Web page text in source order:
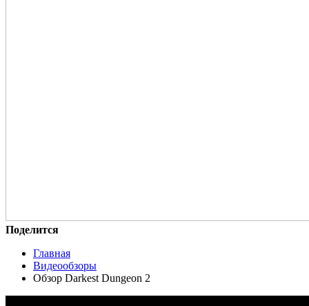
Поделится
Главная
Видеообзоры
Обзор Darkest Dungeon 2